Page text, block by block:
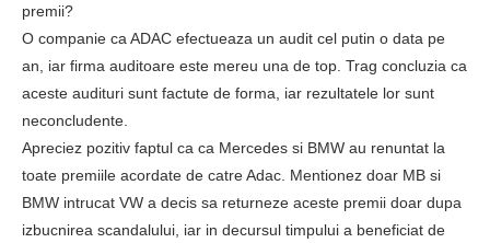
premii?
O companie ca ADAC efectueaza un audit cel putin o data pe
an, iar firma auditoare este mereu una de top. Trag concluzia ca
aceste audituri sunt factute de forma, iar rezultatele lor sunt
neconcludente.
Apreciez pozitiv faptul ca ca Mercedes si BMW au renuntat la
toate premiile acordate de catre Adac. Mentionez doar MB si
BMW intrucat VW a decis sa returneze aceste premii doar dupa
izbucnirea scandalului, iar in decursul timpului a beneficiat de